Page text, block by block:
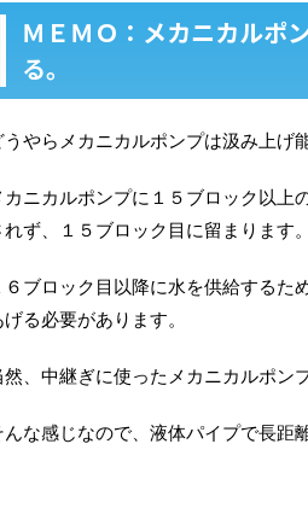
ＭＥＭＯ：メカニカルポ
る。
うやらメカニカルポンプは汲み上げ
カニカルポンプに１５ブロック以上
れず、１５ブロック目に留まります。
６ブロック目以降に水を供給するた
げる必要があります。
然、中継ぎに使ったメカニカルポン
んな感じなので、液体パイプで長距